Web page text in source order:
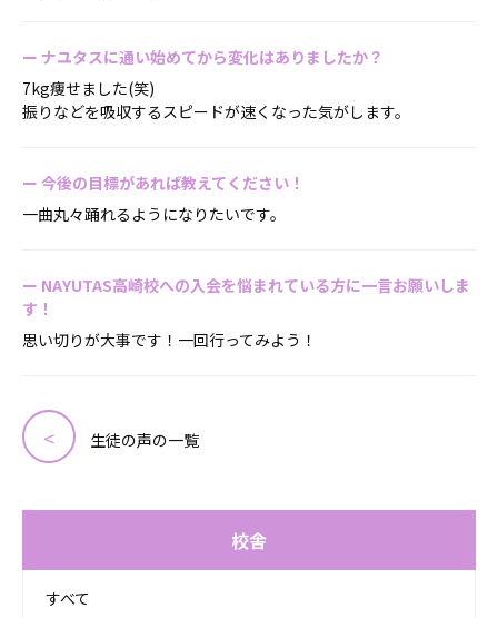
ー ナユタスに通い始めてから変化はありましたか？
7kg痩せました(笑)
振りなどを吸収するスピードが速くなった気がします。
ー 今後の目標があれば教えてください！
一曲丸々踊れるようになりたいです。
ー NAYUTAS高崎校への入会を悩まれている方に一言お願いしま
す！
思い切りが大事です！一回行ってみよう！
生徒の声の一覧
校舎
すべて